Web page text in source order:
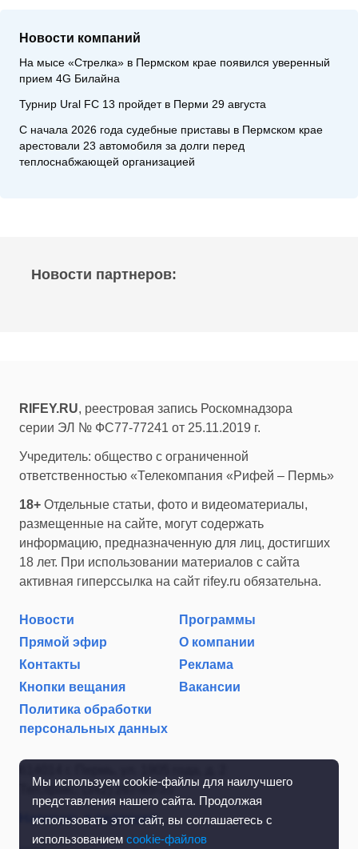
Мы используем cookie-файлы для наилучшего
представления нашего сайта. Продолжая
использовать этот сайт, вы соглашаетесь с
использованием cookie-файлов
Новости компаний
На мысе «Стрелка» в Пермском крае появился уверенный
прием 4G Билайна
Турнир Ural FC 13 пройдет в Перми 29 августа
С начала 2026 года судебные приставы в Пермском крае
арестовали 23 автомобиля за долги перед
теплоснабжающей организацией
Новости партнеров:
RIFEY.RU, реестровая запись Роскомнадзора
серии ЭЛ № ФС77-77241 от 25.11.2019 г.
Учредитель: общество с ограниченной
ответственностью «Телекомпания «Рифей – Пермь»
18+ Отдельные статьи, фото и видеоматериалы,
размещенные на сайте, могут содержать
информацию, предназначенную для лиц, достигших
18 лет. При использовании материалов с сайта
активная гиперссылка на сайт rifey.ru обязательна.
Новости
Программы
Прямой эфир
О компании
Контакты
Реклама
Кнопки вещания
Вакансии
Политика обработки
персональных данных
Тел./факс: (342) 267-85-35
Написать в редакцию